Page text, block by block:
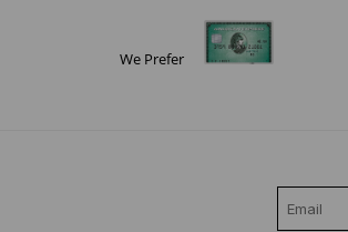
We Prefer